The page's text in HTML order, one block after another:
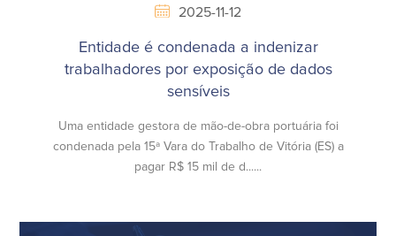
2025-11-12
Entidade é condenada a indenizar
trabalhadores por exposição de dados
sensíveis
Uma entidade gestora de mão-de-obra portuária foi
condenada pela 15ª Vara do Trabalho de Vitória (ES) a
pagar R$ 15 mil de d......